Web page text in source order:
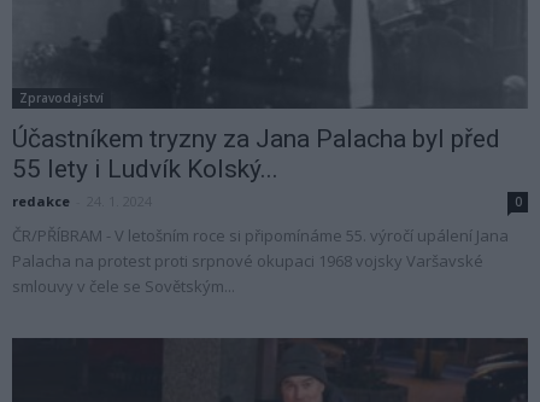
Zpravodajství
Účastníkem tryzny za Jana Palacha byl před
55 lety i Ludvík Kolský...
redakce 0
ČR/PŘÍBRAM - V letošním roce si připomínáme 55. výročí upálení Jana
Palacha na protest proti srpnové okupaci 1968 vojsky Varšavské
smlouvy v čele se Sovětským...